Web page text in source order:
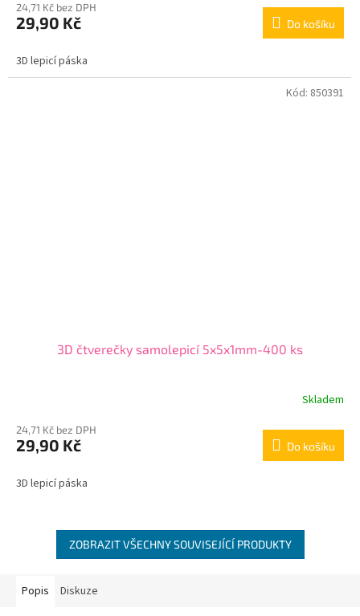
24,71 Kč bez DPH
29,90 Kč Do košíku
3D lepicí páska
3D čtverečky samolepicí 5x5x1mm-400 ks
Skladem
24,71 Kč bez DPH
29,90 Kč Do košíku
3D lepicí páska
Kód: 850391
ZOBRAZIT VŠECHNY SOUVISEJÍCÍ PRODUKTY
Popis Diskuze